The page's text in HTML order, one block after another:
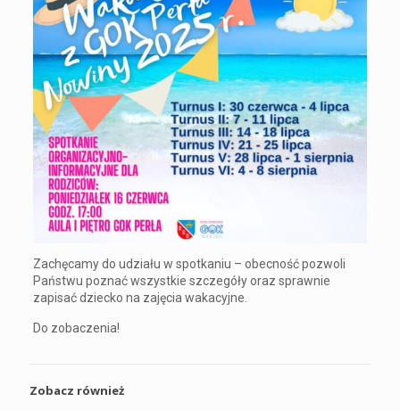
Zachęcamy do udziału w spotkaniu – obecność pozwoli
Państwu poznać wszystkie szczegóły oraz sprawnie
zapisać dziecko na zajęcia wakacyjne.
Do zobaczenia!
Zobacz również